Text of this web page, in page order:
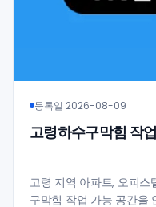
고령하수구막힘 작
등록일 2026-08-09
고령 지역 아파트, 오피스
구막힘 작업 가능 공간을